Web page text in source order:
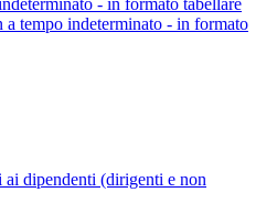
a tempo indeterminato - in formato
dipendenti (dirigenti e non